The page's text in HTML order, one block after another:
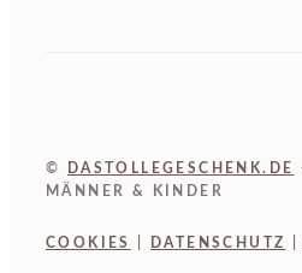
© DASTOLLEGESCHENK.DE
MÄNNER & KINDER
COOKIES DATENSCHUTZ